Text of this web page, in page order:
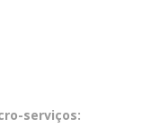
serviços: